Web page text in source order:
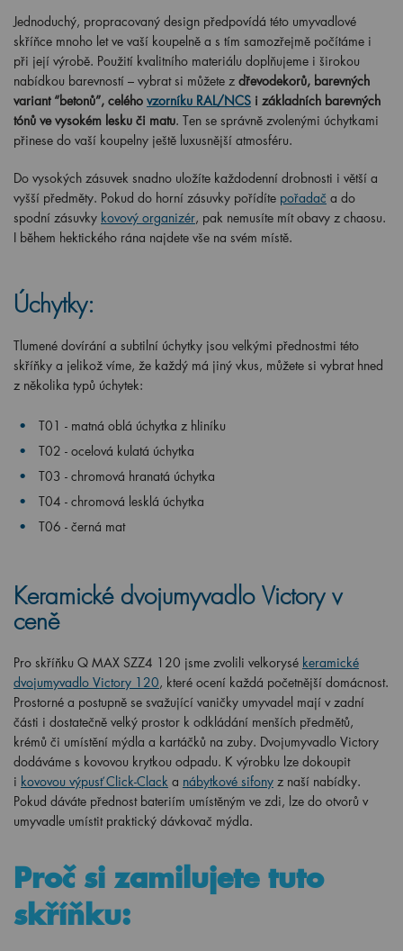
Jednoduchý, propracovaný design předpovídá této umyvadlové
skříňce mnoho let ve vaší koupelně a s tím samozřejmě počítáme i
při její výrobě. Použití kvalitního materiálu doplňujeme i širokou
nabídkou barevností – vybrat si můžete z dřevodekorů, barevných
variant “betonů”, celého vzorníku RAL/NCS i základních barevných
tónů ve vysokém lesku či matu. Ten se správně zvolenými úchytkami
přinese do vaší koupelny ještě luxusnější atmosféru.
Do vysokých zásuvek snadno uložíte každodenní drobnosti i větší a
vyšší předměty. Pokud do horní zásuvky pořídíte pořadač a do
spodní zásuvky kovový organizér, pak nemusíte mít obavy z chaosu.
I během hektického rána najdete vše na svém místě.
Úchytky:
Tlumené dovírání a subtilní úchytky jsou velkými přednostmi této
skříňky a jelikož víme, že každý má jiný vkus, můžete si vybrat hned
z několika typů úchytek:
T01 - matná oblá úchytka z hliníku
T02 - ocelová kulatá úchytka
T03 - chromová hranatá úchytka
T04 - chromová lesklá úchytka
T06 - černá mat
Keramické dvojumyvadlo Victory v
ceně
Pro skříňku Q MAX SZZ4 120 jsme zvolili velkorysé keramické
dvojumyvadlo Victory 120, které ocení každá početnější domácnost.
Prostorné a postupně se svažující vaničky umyvadel mají v zadní
části i dostatečně velký prostor k odkládání menších předmětů,
krémů či umístění mýdla a kartáčků na zuby. Dvojumyvadlo Victory
dodáváme s kovovou krytkou odpadu. K výrobku lze dokoupit
i kovovou výpusť Click-Clack a nábytkové sifony z naší nabídky.
Pokud dáváte přednost bateriím umístěným ve zdi, lze do otvorů v
umyvadle umístit praktický dávkovač mýdla.
Proč si zamilujete tuto
skříňku: